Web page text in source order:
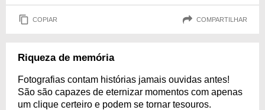
COPIAR COMPARTILHAR
Riqueza de memória
Fotografias contam histórias jamais ouvidas antes!
São são capazes de eternizar momentos com apenas
um clique certeiro e podem se tornar tesouros.